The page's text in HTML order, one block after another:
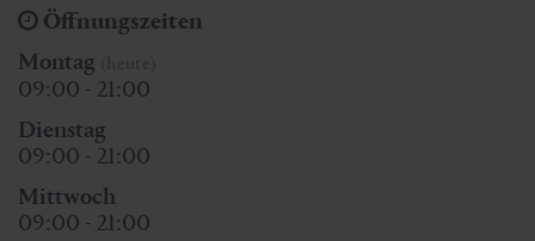
Öffnungszeiten
Montag
09:00 - 21:00
Dienstag
09:00 - 21:00
Mittwoch
09:00 - 21:00